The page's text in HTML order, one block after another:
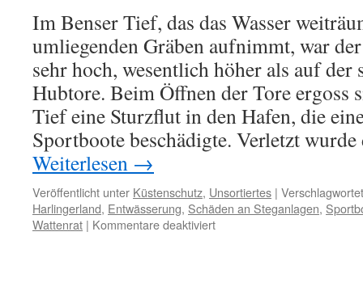
Im Benser Tief, das das Wasser
umliegenden Gräben aufnimmt, war
sehr hoch, wesentlich höher als auf der
Hubtore. Beim Öffnen der Tore ergoss
Tief eine Sturzflut in den Hafen, die
Sportboote beschädigte. Verletzt
Weiterlesen →
Veröffentlicht unter Küstenschutz, Unsortiertes |
Harlingerland, Entwässerung, Schäden an Steganlagen,
Wattenrat | Kommentare deaktiviertfür